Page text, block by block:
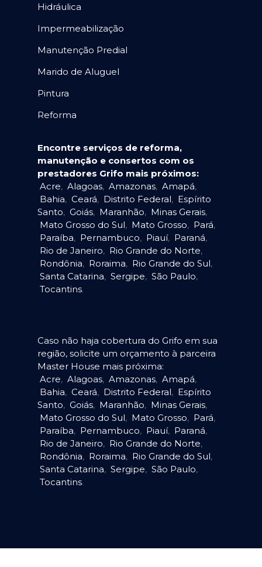
Hidráulica
Impermeabilização
Manutenção Predial
Marido de Aluguel
Pintura
Reforma
Encontre serviços de reforma,
manutenção e consertos com os
prestadores Grifo mais próximos:
Acre, Alagoas, Amazonas, Amapá,
Bahia, Ceará, Distrito Federal, Espírito
Santo, Goiás, Maranhão, Minas Gerais,
Mato Grosso do Sul, Mato Grosso, Pará,
Paraíba, Pernambuco, Piauí, Paraná,
Rio de Janeiro, Rio Grande do Norte,
Rondônia, Roraima, Rio Grande do Sul,
Santa Catarina, Sergipe, São Paulo,
Tocantins.
Caso não haja cobertura do Grifo em sua
região, solicite um orçamento à parceira
Master House mais próxima:
Acre, Alagoas, Amazonas, Amapá,
Bahia, Ceará, Distrito Federal, Espírito
Santo, Goiás, Maranhão, Minas Gerais,
Mato Grosso do Sul, Mato Grosso, Pará,
Paraíba, Pernambuco, Piauí, Paraná,
Rio de Janeiro, Rio Grande do Norte,
Rondônia, Roraima, Rio Grande do Sul,
Santa Catarina, Sergipe, São Paulo,
Tocantins.